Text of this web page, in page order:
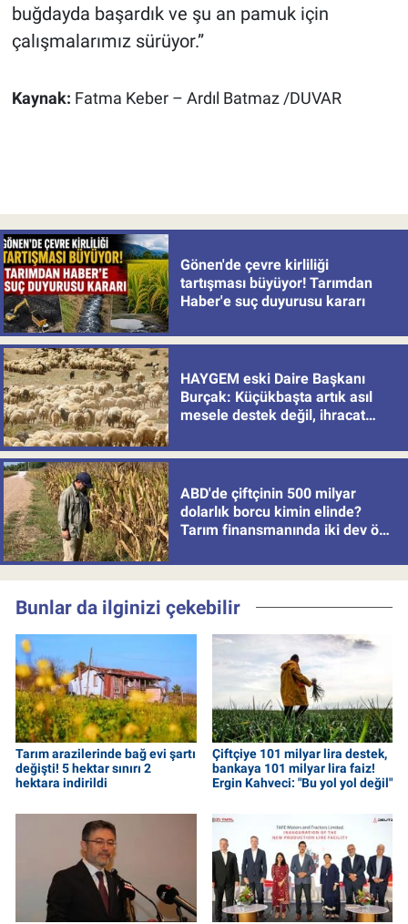
buğdayda başardık ve şu an pamuk için
çalışmalarımız sürüyor.”
Kaynak: Fatma Keber – Ardıl Batmaz /DUVAR
Gönen'de çevre kirliliği
tartışması büyüyor! Tarımdan
Haber'e suç duyurusu kararı
HAYGEM eski Daire Başkanı
Burçak: Küçükbaşta artık asıl
mesele destek değil, ihracat
ABD'de çiftçinin 500 milyar
dolarlık borcu kimin elinde?
Tarım finansmanında iki dev öne
Bunlar da ilginizi çekebilir
Tarım arazilerinde bağ evi şartı
değişti! 5 hektar sınırı 2
hektara indirildi
Çiftçiye 101 milyar lira destek,
bankaya 101 milyar lira faiz!
Ergin Kahveci: "Bu yol yol değil"